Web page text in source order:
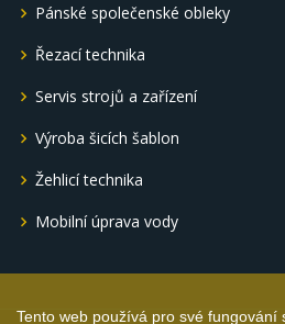
Tento web používá pro své fungování
Pánské společenské obleky
Řezací technika
Servis strojů a zařízení
Výroba šicích šablon
Žehlicí technika
Mobilní úprava vody